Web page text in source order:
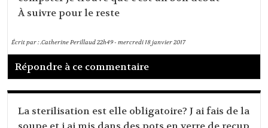
À suivre pour le reste
Écrit par :.Catherine Perillaud22h49-mercredi 18janvier 2017
Répondre à ce commentaire
La sterilisation est elle obligatoire? J ai fais de la